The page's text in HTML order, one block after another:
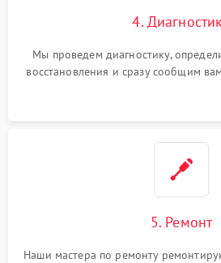
4.
Мы проведем диагностику,
восстановления и сразу сообщим
5. Ремонт
Наши мастера по ремонту